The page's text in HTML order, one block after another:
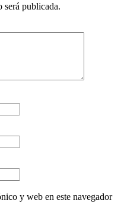
será publicada.
y web en este navegador